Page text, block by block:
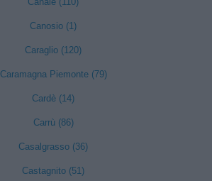
Canosio (1)
Caraglio (120)
Caramagna Piemonte (79)
Cardè (14)
Carrù (86)
Casalgrasso (36)
Castagnito (51)